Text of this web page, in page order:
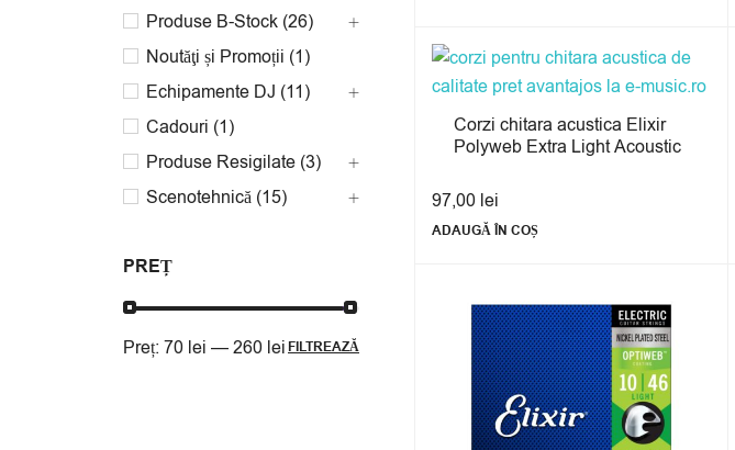
Produse B-Stock (26)
Noutăţi și Promoții (1)
Echipamente DJ (11)
Cadouri (1)
Produse Resigilate (3)
Scenotehnică (15)
PREȚ
FILTREAZĂ
Preț: 70 lei —260 lei
Corzi chitara acustica Elixir
Polyweb Extra Light Acoustic
97,00 lei
ADAUGĂ ÎN COȘ